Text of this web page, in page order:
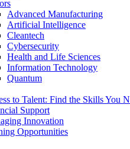
Advanced Manufacturing
Artificial Intelligence
Cleantech
Cybersecurity
Health and Life Sciences
Information Technology
Quantum
to Talent: Find the Skills You
Support
Innovation
Opportunities